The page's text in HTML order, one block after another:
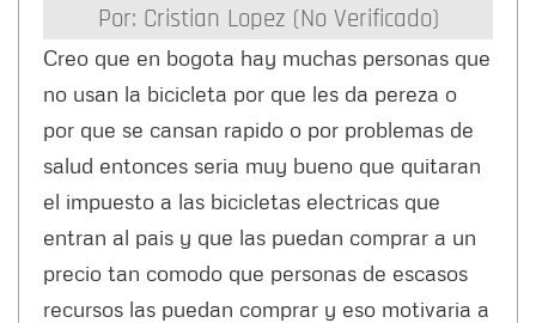
Por: Cristian Lopez (no Verificado)
Creo que en bogota hay muchas personas que
no usan la bicicleta por que les da pereza o
por que se cansan rapido o por problemas de
salud entonces seria muy bueno que quitaran
el impuesto a las bicicletas electricas que
entran al pais y que las puedan comprar a un
precio tan comodo que personas de escasos
recursos las puedan comprar y eso motivaria a